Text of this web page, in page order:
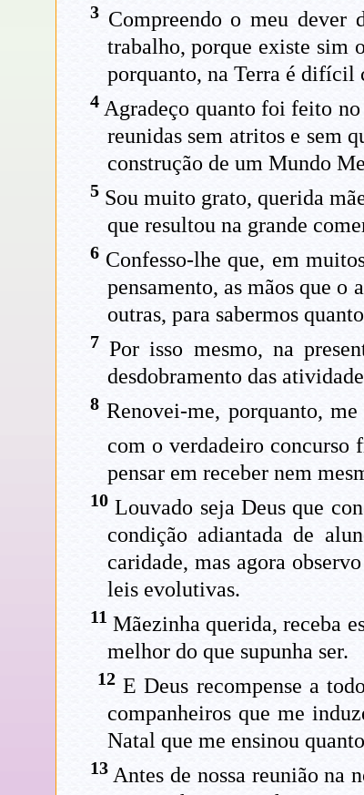
3Compreendo o meu dever
trabalho, porque existe sim
porquanto, na Terra é difícil
4Agradeço quanto foi feito no
reunidas sem atritos e sem
construção de um Mundo
5Sou muito grato, querida
que resultou na grande
6Confesso-lhe que, em
pensamento, as mãos que
outras, para sabermos
7 Por isso mesmo, na
desdobramento das
8Renovei-me, porquanto, me
com o verdadeiro concurso
pensar em receber nem
10Louvado seja Deus que
condição adiantada de
caridade, mas agora
leis evolutivas.
11 Mãezinha querida, receba
melhor do que supunha ser.
12E Deus recompense a
companheiros que me
Natal que me ensinou
13Antes de nossa reunião na